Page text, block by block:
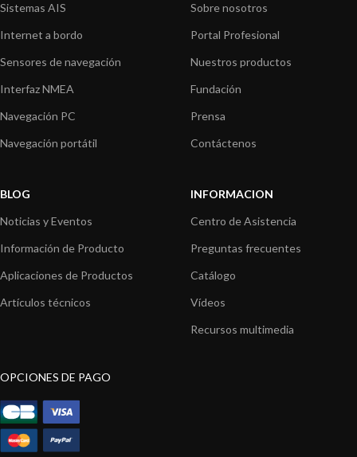
Sistemas AIS
Internet a bordo
Sensores de navegación
Interfaz NMEA
Navegación PC
Navegación portátil
Sobre nosotros
Portal Profesional
Nuestros productos
Fundación
Prensa
Contáctenos
BLOG
Noticias y Eventos
Información de Producto
Aplicaciones de Productos
Artículos técnicos
INFORMACION
Centro de Asistencia
Preguntas frecuentes
Catálogo
Vídeos
Recursos multimedia
OPCIONES DE PAGO